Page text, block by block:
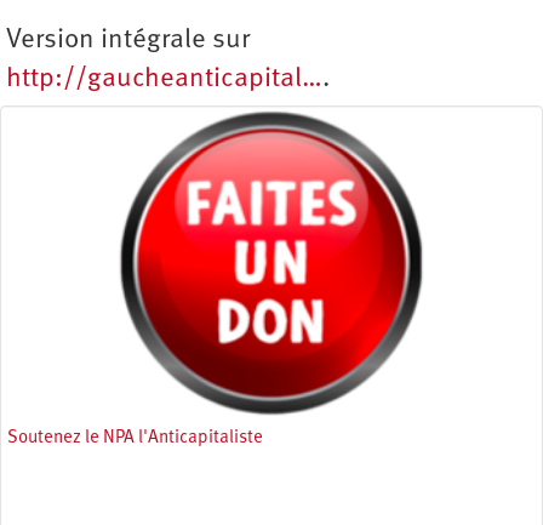
Version intégrale sur
http://gaucheanticapital….
Soutenez le NPA l'Anticapitaliste